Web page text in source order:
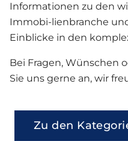
Informationen zu den
Immobi-lienbranche
Einblicke in den
Bei Fragen, Wünschen
Sie uns gerne an, wir
Zu den